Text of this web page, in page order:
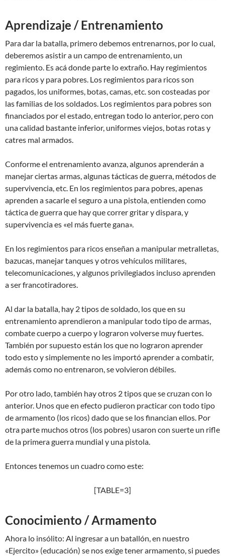
Aprendizaje / Entrenamiento
Para dar la batalla, primero debemos entrenarnos, por lo cual,
deberemos asistir a un campo de entrenamiento, un
regimiento. Es acá donde parte lo extraño. Hay regimientos
para ricos y para pobres. Los regimientos para ricos son
pagados, los uniformes, botas, camas, etc. son costeadas por
las familias de los soldados. Los regimientos para pobres son
financiados por el estado, entregan todo lo anterior, pero con
una calidad bastante inferior, uniformes viejos, botas rotas y
catres mal armados.
Conforme el entrenamiento avanza, algunos aprenderán a
manejar ciertas armas, algunas tácticas de guerra, métodos de
supervivencia, etc. En los regimientos para pobres, apenas
aprenden a sacarle el seguro a una pistola, entienden como
táctica de guerra que hay que correr gritar y dispara, y
supervivencia es «el más fuerte gana».
En los regimientos para ricos enseñan a manipular metralletas,
bazucas, manejar tanques y otros vehículos militares,
telecomunicaciones, y algunos privilegiados incluso aprenden
a ser francotiradores.
Al dar la batalla, hay 2 tipos de soldado, los que en su
entrenamiento aprendieron a manipular todo tipo de armas,
combate cuerpo a cuerpo y lograron volverse muy fuertes.
También por supuesto están los que no lograron aprender
todo esto y simplemente no les importó aprender a combatir,
además como no entrenaron, se volvieron débiles.
Por otro lado, también hay otros 2 tipos que se cruzan con lo
anterior. Unos que en efecto pudieron practicar con todo tipo
de armamento (los ricos) dado que se los financian ellos. Por
otra parte muchos otros (los pobres) usaron con suerte un rifle
de la primera guerra mundial y una pistola.
Entonces tenemos un cuadro como este:
[TABLE=3]
Conocimiento / Armamento
Ahora lo insólito: Al ingresar a un batallón, en nuestro
«Ejercito» (educación) se nos exige tener armamento, si puedes